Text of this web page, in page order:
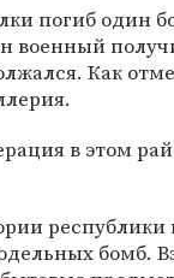
погиб один
военный
Как
в этом
бомб.